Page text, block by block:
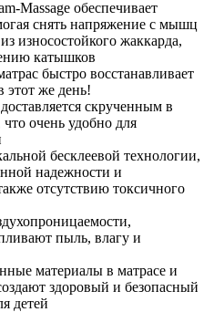
Massage обеспечивает
снять напряжение с мышц
износостойкого жаккарда,
катышков
быстро восстанавливает
же день!
скрученным в
очень удобно для
бесклеевой технологии,
надежности и
отсутствию токсичного
пыль, влагу и
материалы в матрасе и
здоровый и безопасный
детей